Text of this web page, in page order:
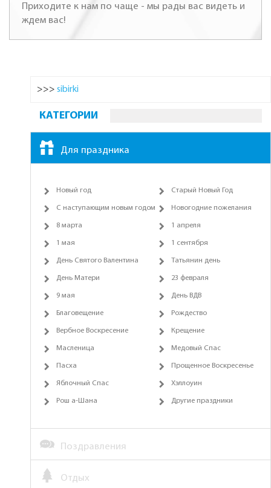
Приходите к нам по чаще - мы рады вас видеть и
ждем вас!
>>> sibirki
КАТЕГОРИИ
Для праздника
Новый год Старый Новый Год
С наступающим новым годом Новогодние пожелания
8 марта 1 апреля
1 мая 1 сентября
День Святого Валентина Татьянин день
День Матери 23 февраля
9 мая День ВДВ
Благовещение Рождество
Вербное Воскресение Крещение
Масленица Медовый Спас
Пасха Прощенное Воскресенье
Яблочный Спас Хэллоуин
Рош а-Шана Другие праздники
Поздравления
Отдых